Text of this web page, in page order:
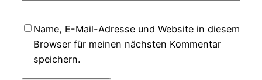
Name, E-Mail-Adresse und Website in diesem
Browser für meinen nächsten Kommentar
speichern.